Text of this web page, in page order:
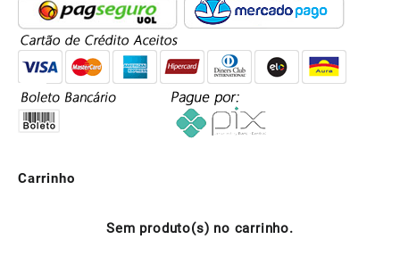
Carrinho
Sem produto(s) no carrinho.